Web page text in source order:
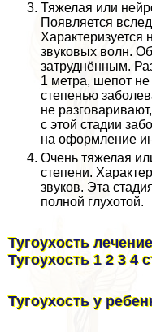
Тяжелая или
Появляется
Хаpaктеризуется
звуковых волн.
затруднённым.
1 метра, шепот
степенью
не
с этой стадии
на оформление
Очень тяжелая
степени.
звуков. Эта
полной глухотой.
Тугоухость
Тугоухость 1 2 3 4
Тугоухость у